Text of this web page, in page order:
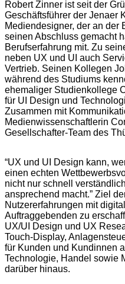
Robert Zinner ist seit der
Geschäftsführer der Jenaer
Mediendesigner, der an der
seinen Abschluss gemacht
Berufserfahrung mit. Zu
neben UX und UI auch
Vertrieb. Seinen Kollegen
während des Studiums
ehemaliger Studienkollege
für UI Design und
Zusammen mit
Medienwissenschaftlerin
Gesellschafter-Team des
“UX und UI Design kann,
einen echten
nicht nur schnell
ansprechend macht.” Ziel
Nutzererfahrungen mit
Auftraggebenden zu
UX/UI Design und UX
Touch-Display,
für Kunden und Kundinnen
Technologie, Handel sowie
darüber hinaus.